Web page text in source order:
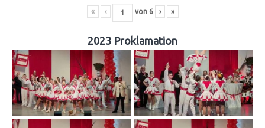
« ‹ von 6 › »
2023 Proklamation